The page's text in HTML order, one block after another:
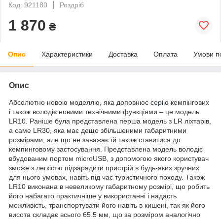
Код: 921180
Роздріб
1 870 ₴
Опис Характеристики Доставка Оплата Умови
Опис
Абсолютно новою моделлю, яка доповнює серію кемпінгових
і також володіє новими технічними функціями – це модель
LR10. Раніше була представлена перша модель з LR ліхтарів,
а саме LR30, яка має дещо збільшеними габаритними
розмірами, але що не заважає їй також ставитися до
кемпинговому застосування. Представлена модель володіє
вбудованим портом microUSB, з допомогою якого користувач
зможе з легкістю підзарядити пристрій в будь-яких зручних
для нього умовах, навіть під час туристичного походу. Також
LR10 виконана в невеликому габаритному розмірі, що робить
його набагато практичніше у використанні і надасть
можливість, транспортувати його навіть в кишені, так як його
висота складає всього 65.5 мм, що за розміром аналогічно